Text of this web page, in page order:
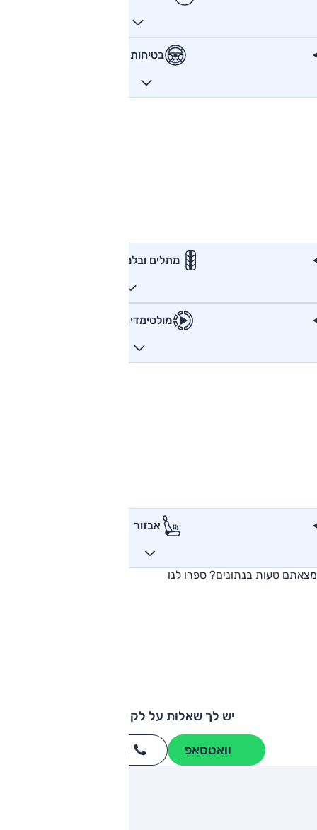
בטיחות
מתלים ובלמים
מולטימדיה
אבזור
מצאתם טעות בנתונים? ספרו לנו
יש לך שאלות על לקסוס GS?
וואטסאפ חייגו
מותגים מתחרים